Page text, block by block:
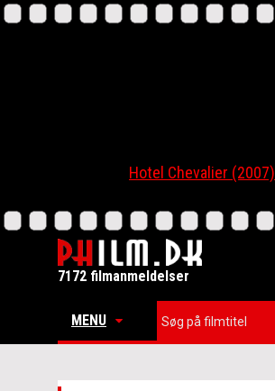
Hotel Chevalier (2007)
7172 filmanmeldelser
MENU